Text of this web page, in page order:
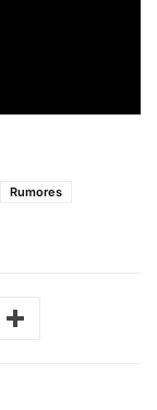
Rumores